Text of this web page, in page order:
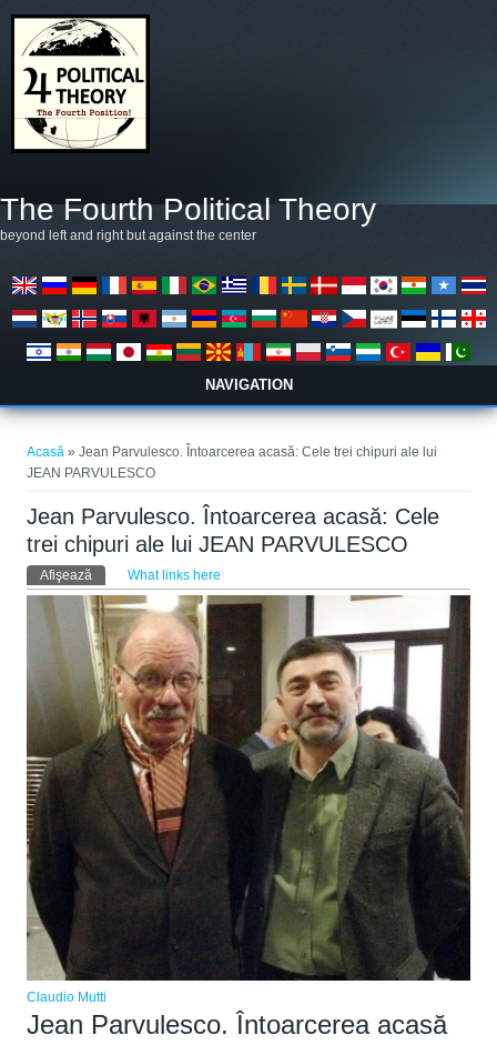
The Fourth Political Theory
beyond left and right but against the center
NAVIGATION
Acasă » Jean Parvulesco. Întoarcerea acasă: Cele trei chipuri ale lui
JEAN PARVULESCO
Jean Parvulesco. Întoarcerea acasă: Cele
trei chipuri ale lui JEAN PARVULESCO
Taburi primare
Afişează (tab activ)What links here
Claudio Mutti
Jean Parvulesco. Întoarcerea acasă